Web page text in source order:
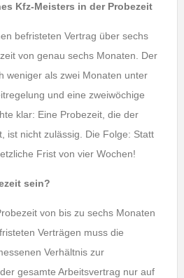
Kfz-Meisters in der Probezeit
befristeten Vertrag über sechs
von genau sechs Monaten. Der
weniger als zwei Monaten unter
und eine zweiwöchige
klar: Eine Probezeit, die der
ist nicht zulässig. Die Folge: Statt
Frist von vier Wochen!
sein?
von bis zu sechs Monaten
Verträgen muss die
Verhältnis zur
gesamte Arbeitsvertrag nur auf